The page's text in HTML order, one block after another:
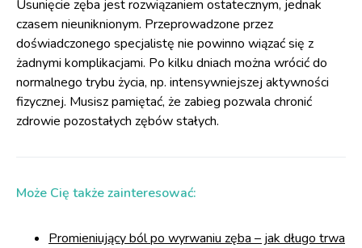
Usunięcie zęba jest rozwiązaniem ostatecznym, jednak
czasem nieuniknionym. Przeprowadzone przez
doświadczonego specjalistę nie powinno wiązać się z
żadnymi komplikacjami. Po kilku dniach można wrócić do
normalnego trybu życia, np. intensywniejszej aktywności
fizycznej. Musisz pamiętać, że zabieg pozwala chronić
zdrowie pozostałych zębów stałych.
Może Cię także zainteresować:
Promieniujący ból po wyrwaniu zęba – jak długo trwa